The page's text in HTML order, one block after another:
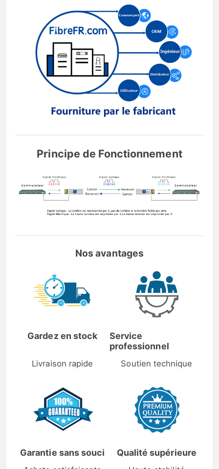
Principe de Fonctionnement
Nos avantages
Gardez en stock
Livraison rapide
Service
professionnel
Soutien technique
Garantie sans souci Qualité supérieure